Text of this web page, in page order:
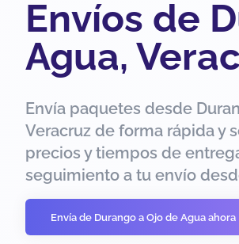
Envíos de
Agua,
Envía paquetes desde
Veracruz de forma rápida y
precios y tiempos de
seguimiento a tu envío
Envía de Durango a Ojo de Agua ahora